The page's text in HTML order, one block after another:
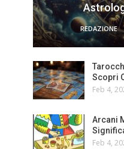
REDAZIONE
Scopri
Feb 4,
Arcani
Feb 4,